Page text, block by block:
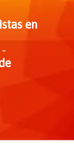
en
-